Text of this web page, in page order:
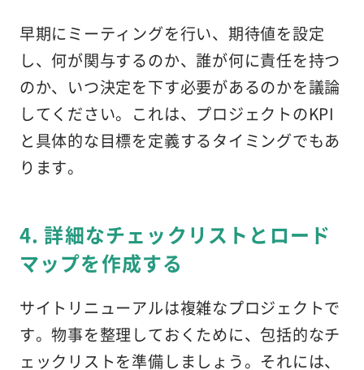
早期にミーティングを行い、期待値を設定
し、何が関与するのか、誰が何に責任を持つ
のか、いつ決定を下す必要があるのかを議論
してください。これは、プロジェクトのKPI
と具体的な目標を定義するタイミングでもあ
ります。
4. 詳細なチェックリストとロード
マップを作成する
サイトリニューアルは複雑なプロジェクトで
す。物事を整理しておくために、包括的なチ
ェックリストを準備しましょう。それには、